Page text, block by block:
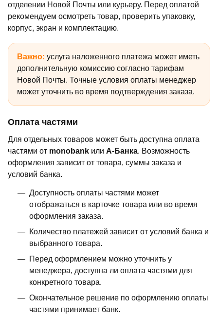
отделении Новой Почты или курьеру. Перед оплатой
рекомендуем осмотреть товар, проверить упаковку,
корпус, экран и комплектацию.
Важно: услуга наложенного платежа может иметь
дополнительную комиссию согласно тарифам
Новой Почты. Точные условия оплаты менеджер
может уточнить во время подтверждения заказа.
Оплата частями
Для отдельных товаров может быть доступна оплата
частями от monobank или А-Банка. Возможность
оформления зависит от товара, суммы заказа и
условий банка.
Доступность оплаты частями может
отображаться в карточке товара или во время
оформления заказа.
Количество платежей зависит от условий банка и
выбранного товара.
Перед оформлением можно уточнить у
менеджера, доступна ли оплата частями для
конкретного товара.
Окончательное решение по оформлению оплаты
частями принимает банк.